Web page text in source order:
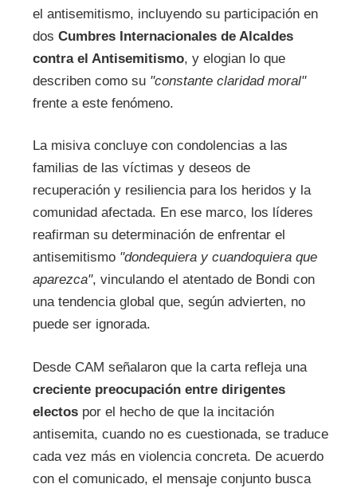
el antisemitismo, incluyendo su participación en
dos Cumbres Internacionales de Alcaldes
contra el Antisemitismo, y elogian lo que
describen como su "constante claridad moral"
frente a este fenómeno.
La misiva concluye con condolencias a las
familias de las víctimas y deseos de
recuperación y resiliencia para los heridos y la
comunidad afectada. En ese marco, los líderes
reafirman su determinación de enfrentar el
antisemitismo "dondequiera y cuandoquiera que
aparezca", vinculando el atentado de Bondi con
una tendencia global que, según advierten, no
puede ser ignorada.
Desde CAM señalaron que la carta refleja una
creciente preocupación entre dirigentes
electospor el hecho de que la incitación
antisemita, cuando no es cuestionada, se traduce
cada vez más en violencia concreta. De acuerdo
con el comunicado, el mensaje conjunto busca